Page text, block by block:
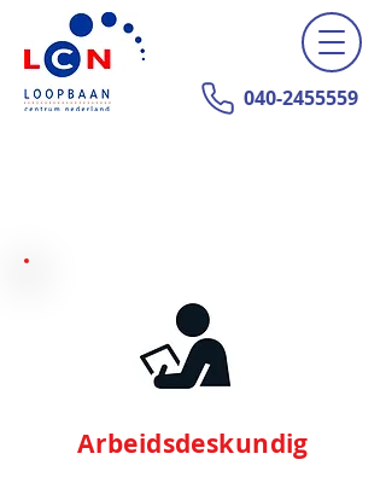
040-2455559
Arbeidsdeskundig